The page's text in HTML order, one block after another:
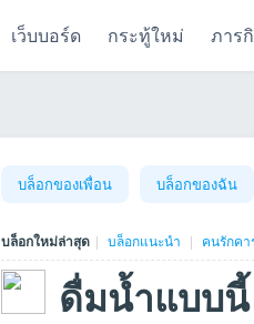
เว็บบอร์ด กระทู้ใหม่ ภาร
บล็อกของเพื่อน บล็อกของฉัน
บล็อกใหม่ล่าสุด | บล็อกแนะนำ | คนรักคา
ดื่มน้ำแบบนี้